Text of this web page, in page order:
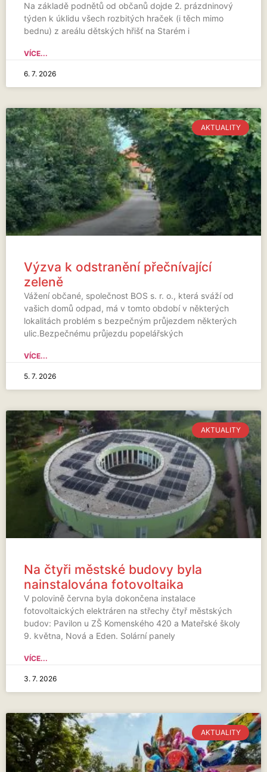
Na základě podnětů od občanů dojde 2. prázdninový
týden k úklidu všech rozbitých hraček (i těch mimo
bednu) z areálu dětských hřišť na Starém i
VÍCE...
6. 7. 2026
AKTUALITY
Výzva k odstranění přečnívající
zeleně
Vážení občané, společnost BOS s. r. o., která sváží od
vašich domů odpad, má v tomto období v některých
lokalitách problém s bezpečným průjezdem některých
ulic.Bezpečnému průjezdu popelářských
VÍCE...
5. 7. 2026
AKTUALITY
Na čtyři městské budovy byla
nainstalována fotovoltaika
V polovině června byla dokončena instalace
fotovoltaických elektráren na střechy čtyř městských
budov: Pavilon u ZŠ Komenského 420 a Mateřské školy
9. května, Nová a Eden. Solární panely
VÍCE...
3. 7. 2026
AKTUALITY